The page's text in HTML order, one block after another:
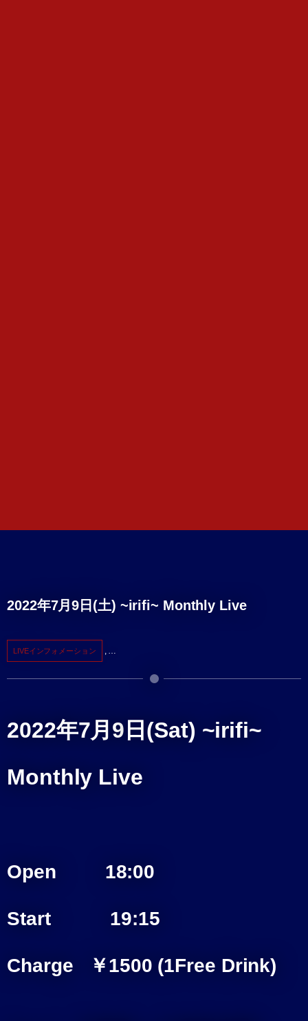
2022年7月9日(土) ~irifi~ Monthly Live
LIVEインフォメーション
2022年7月9 日(Sat) ~irifi~
Monthly Live
Open 18:00
Start 19:15
Charge ￥1500 (1Free Drink)